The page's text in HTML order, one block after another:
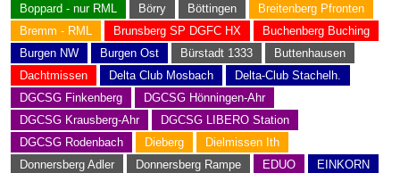
Boppard - nur RML
Börry Böttingen
Breitenberg Pfronten
Bremm - RML
Brunsberg SP DGFC HX
Buchenberg Buching
Burgen NW
Burgen Ost Bürstadt 1333
Buttenhausen
Dachtmissen
Delta Club Mosbach
Delta-Club Stachelh.
DGCSG Finkenberg
DGCSG Hönningen-Ahr
DGCSG Krausberg-Ahr
DGCSG LIBERO Station
DGCSG Rodenbach
Dieberg
Dielmissen Ith
Donnersberg Adler
Donnersberg Rampe EDUO
EINKORN